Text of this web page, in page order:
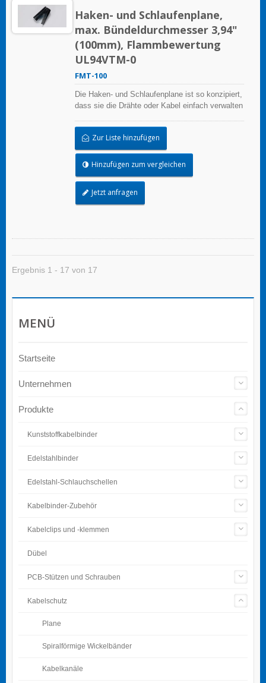
Haken- und Schlaufenplane,
max. Bündeldurchmesser 3,94"
(100mm), Flammbewertung
UL94VTM-0
FMT-100
Die Haken- und Schlaufenplane ist so konzipiert,
dass sie die Drähte oder Kabel einfach verwalten
Zur Liste hinzufügen
Hinzufügen zum vergleichen
Jetzt anfragen
Ergebnis 1 - 17 von 17
MENÜ
Startseite
Unternehmen
Produkte
Kunststoffkabelbinder
Edelstahlbinder
Edelstahl-Schlauchschellen
Kabelbinder-Zubehör
Kabelclips und -klemmen
Dübel
PCB-Stützen und Schrauben
Kabelschutz
Plane
Spiralförmige Wickelbänder
Kabelkanäle